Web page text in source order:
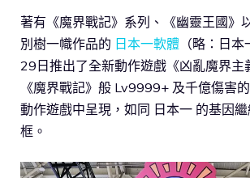
著有《魔界戰記》系列、《幽靈王國》
別樹一幟作品的 日本一軟體 （略：日
29日推出了全新動作遊戲《凶亂魔界主
《魔界戰記》般 Lv9999+ 及千億傷害
動作遊戲中呈現，如同 日本一 的基因
框。